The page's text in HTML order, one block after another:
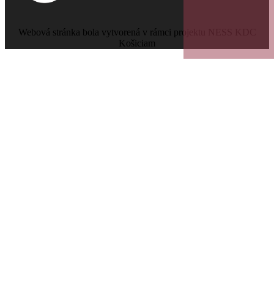
Webová stránka bola vytvorená v rámci projektu NESS KDC
Košiciam